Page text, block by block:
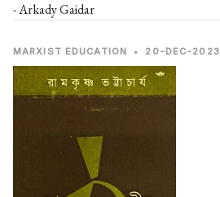
- Arkady Gaidar
MARXIST EDUCATION • 20-DEC-2023